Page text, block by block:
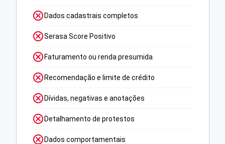
Dados cadastrais completos
Serasa Score Positivo
Faturamento ou renda presumida
Recomendação e limite de crédito
Dívidas, negativas e anotações
Detalhamento de protestos
Dados comportamentais